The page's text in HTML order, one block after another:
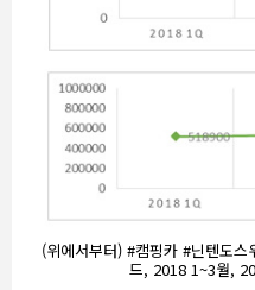
(위에서부터) #캠핑카 #닌텐도
드, 2018 1~3월,